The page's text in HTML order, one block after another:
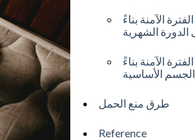
الآمنة بناءً
الدورة الشهرية
الآمنة بناءً
الأساسية
طرق منع الحمل
Reference